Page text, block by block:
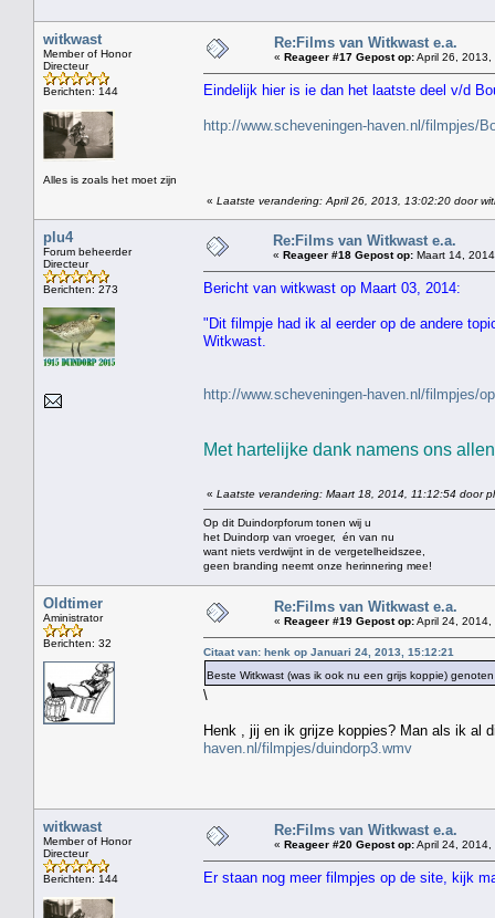
witkwast
Member of Honor
Directeur
Berichten: 144
Alles is zoals het moet zijn
Re:Films van Witkwast e.a.
« Reageer #17 Gepost op:April 26, 2013,
Eindelijk hier is ie dan het laatste deel v/d
http://www.scheveningen-haven.nl/filmpjes/
« Laatste verandering: April 26, 2013, 13:02:20 door
plu4
Forum beheerder
Directeur
Berichten: 273
Re:Films van Witkwast e.a.
« Reageer #18 Gepost op: Maart 14,
Bericht van witkwast op Maart 03, 2014:
"Dit filmpje had ik al eerder op de andere
Witkwast.
http://www.scheveningen-haven.nl/filmpjes/
Met hartelijke dank namens ons
« Laatste verandering: Maart 18, 2014, 11:12:54 door
Op dit Duindorpforum tonen wij u
het Duindorp van vroeger, én van nu
want niets verdwijnt in de vergetelheidszee,
geen branding neemt onze herinnering mee!
Oldtimer
Aministrator
Berichten: 32
Re:Films van Witkwast e.a.
« Reageer #19 Gepost op:April 24,
Citaat van: henk op Januari 24, 2013, 15:12:21
Beste Witkwast (was ik ook nu een grijs koppie)
\
Henk , jij en ik grijze koppies? Man als ik al
haven.nl/filmpjes/duindorp3.wmv
witkwast
Member of Honor
Directeur
Berichten: 144
Re:Films van Witkwast e.a.
« Reageer #20 Gepost op:April 24,
Er staan nog meer filmpjes op de site, kijk